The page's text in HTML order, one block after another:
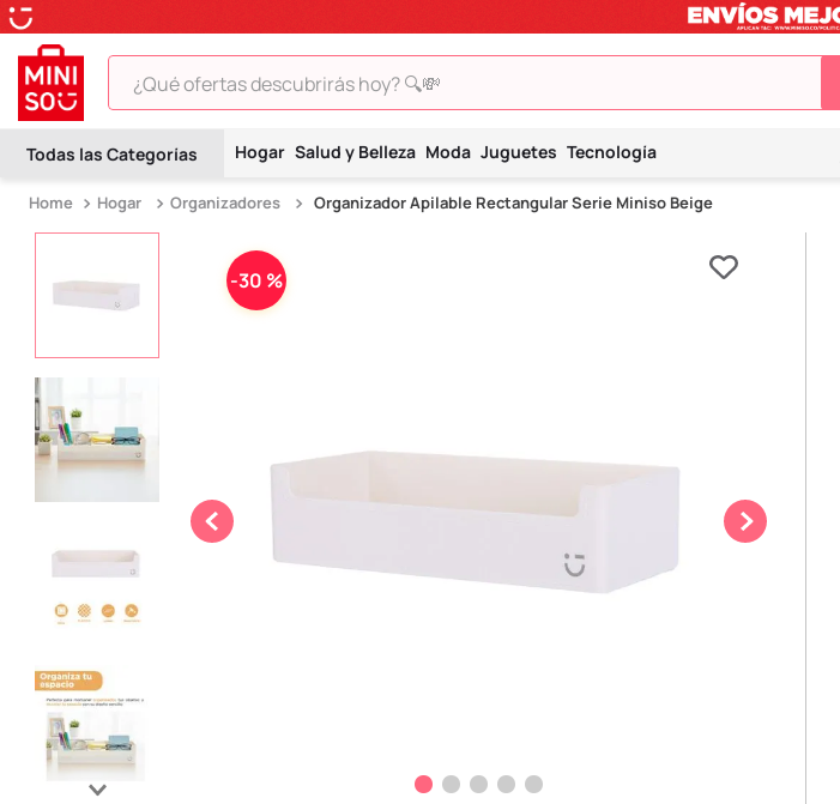
¿Qué ofertas descubrirás hoy? 🔍💸
Hogar Salud y Belleza Moda Juguetes Tecnología
Hogar Organizadores Organizador Apilable Rectangular Serie Miniso Beige
-30 %
TÉRMINOS MÁS BUSCADOS
2.
hello kitty
snoopy
ositos cariñositos
toy story
9.
llaveros
.